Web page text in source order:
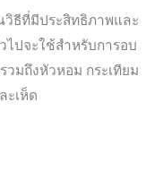
วิธีที่มีประสิทธิภาพและ
ไปจะใช้สำหรับการอบ
มถึงหัวหอม กระเทียม
ะเห็ด